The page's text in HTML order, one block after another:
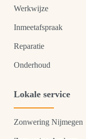
Werkwijze
Inmeetafspraak
Reparatie
Onderhoud
Lokale service
Zonwering Nijmegen